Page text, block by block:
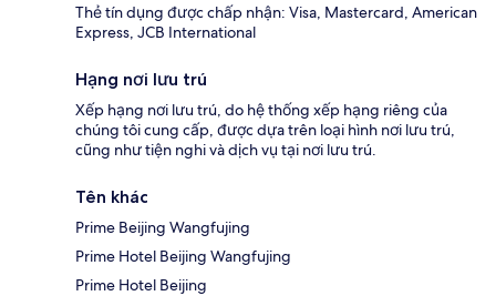
Thẻ tín dụng được chấp nhận: Visa, Mastercard, American
Express, JCB International
Hạng nơi lưu trú
Xếp hạng nơi lưu trú, do hệ thống xếp hạng riêng của
chúng tôi cung cấp, được dựa trên loại hình nơi lưu trú,
cũng như tiện nghi và dịch vụ tại nơi lưu trú.
Tên khác
Prime Beijing Wangfujing
Prime Hotel Beijing Wangfujing
Prime Hotel Beijing